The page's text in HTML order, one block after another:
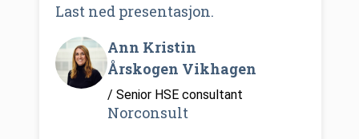
Last ned presentasjon.
Ann Kristin
Årskogen Vikhagen
/ Senior HSE consultant
Norconsult